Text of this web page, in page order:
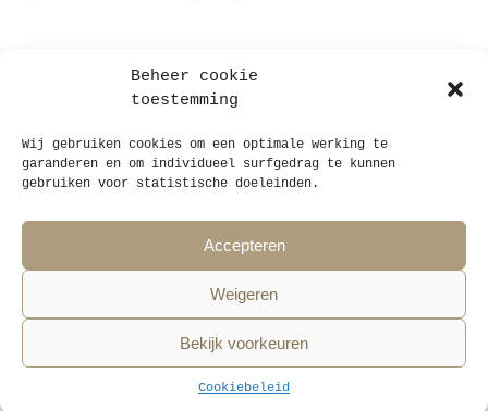
Beheer cookie
toestemming
Wij gebruiken cookies om een optimale werking te
garanderen en om individueel surfgedrag te kunnen
gebruiken voor statistische doeleinden.
Accepteren
Weigeren
Bekijk voorkeuren
Cookiebeleid
Ankerrui 20, B-2000 Antwerpen, België
EN
Cookiebeleid